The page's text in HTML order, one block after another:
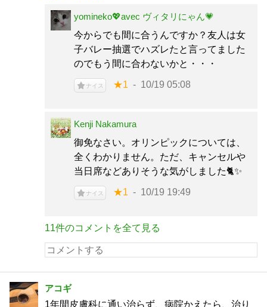
yomineko💖avec ヴィタリにゃん💗
今からでも間に合うんですか？友人は女
子バレー抽選でハズレたと言ってました
のでもう間に合わないかと・・・
ナイス ★1 10/19 05:08
Kenji Nakamura
御免なさい。オリンピックについては、
全くわかりません。ただ、キャンセルや
当日席などありそうな気がしました🐈✨
ナイス ★1 10/19 19:49
11件のコメントを全て見る
アコギ
1年間皮膚科に通い治らず、病院かえたら、治り